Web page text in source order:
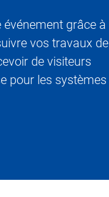
grâce à
vos travaux de
de visiteurs
pour les systèmes